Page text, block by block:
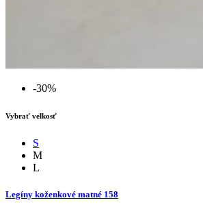
-30%
Vybrať velkosť
S
M
L
Legíny koženkové matné 158